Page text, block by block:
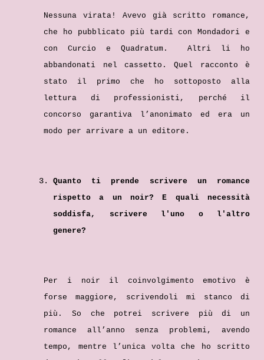
Nessuna virata! Avevo già scritto romance,
che ho pubblicato più tardi con Mondadori e
con Curcio e Quadratum. Altri li ho
abbandonati nel cassetto. Quel racconto è
stato il primo che ho sottoposto alla
lettura di professionisti, perché il
concorso garantiva l’anonimato ed era un
modo per arrivare a un editore.
Quanto ti prende scrivere un romance
rispetto a un noir? E quali necessità
soddisfa, scrivere l'uno o l'altro
genere?
Per i noir il coinvolgimento emotivo è
forse maggiore, scrivendoli mi stanco di
più. So che potrei scrivere più di un
romance all’anno senza problemi, avendo
tempo, mentre l’unica volta che ho scritto